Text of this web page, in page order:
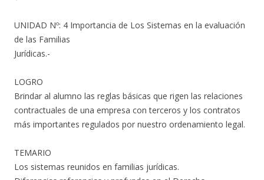
UNIDAD Nº: 4 Importancia de Los Sistemas en la evaluación
de las Familias
Jurídicas.-
LOGRO
Brindar al alumno las reglas básicas que rigen las relaciones
contractuales de una empresa con terceros y los contratos
más importantes regulados por nuestro ordenamiento legal.
TEMARIO
Los sistemas reunidos en familias jurídicas.